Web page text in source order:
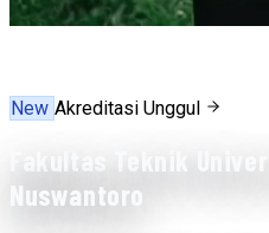
New Akreditasi Unggul
Fakultas Teknik
Nuswantoro